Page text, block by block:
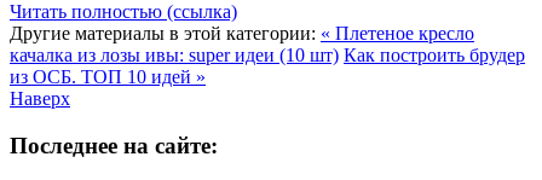
Читать полностью (ссылка)
Другие материалы в этой категории: « Плетеное кресло
качалка из лозы ивы: super идеи (10 шт) Как построить брудер
из ОСБ. ТОП 10 идей »
Наверх
Последнее на сайте: